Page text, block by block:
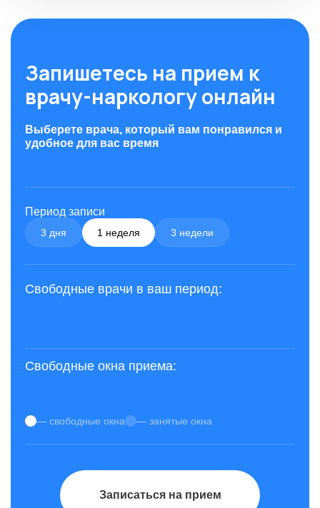
Запишетесь на прием к
врачу-наркологу онлайн
Выберете врача, который вам понравился и
удобное для вас время
Период записи
3 дня 1 неделя 3 недели
Свободные врачи в ваш период:
Свободные окна приема:
— свободные окна — занятые окна
Записаться на прием